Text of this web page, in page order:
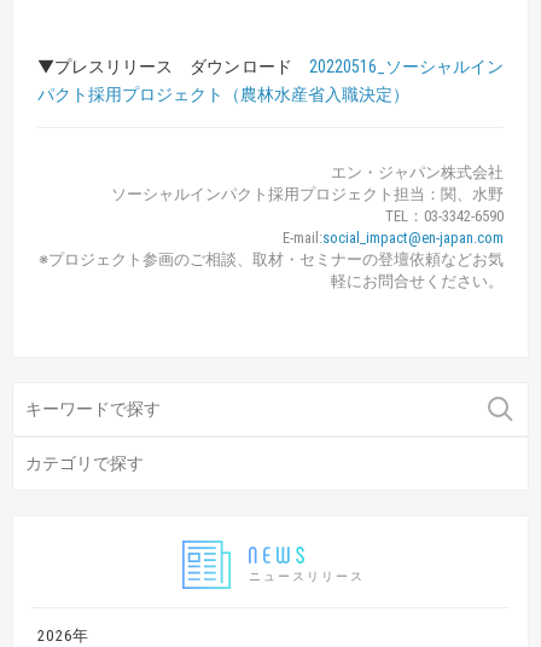
ニュースリリース
2026年
▼プレスリリース ダウンロード 20220516_ソーシャルイン
パクト採用プロジェクト（農林水産省入職決定）
エン・ジャパン株式会社
ソーシャルインパクト採用プロジェクト担当：関、水野
TEL：03-3342-6590
E-mail:social_impact@en-japan.com
※プロジェクト参画のご相談、取材・セミナーの登壇依頼などお気
軽にお問合せください。